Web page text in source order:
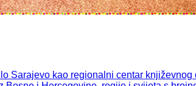
Sarajevo kao regionalni centar